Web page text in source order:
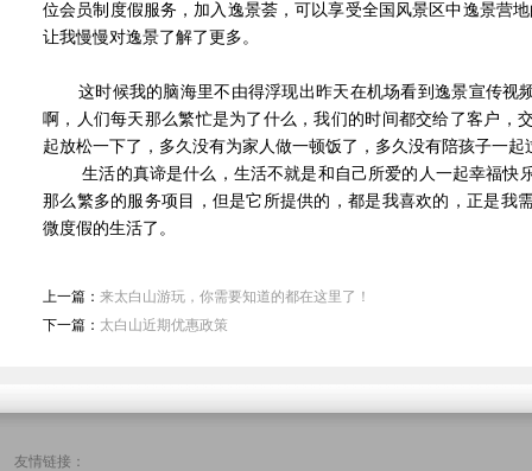
位会员制度假服务，加入逸景荟，可以享受全国风景区中逸景营
让我慢慢对逸景了解了更多。
这时候我的脑海里不由得浮现出昨天在机场看到逸景宣传视
啊，人们每天那么繁忙是为了什么，我们的时间都交给了客户，
起放松一下了，多久没有为家人做一顿饭了，多久没有陪孩子一起
生活的真谛是什么，生活不就是和自己所爱的人一起幸福快
那么繁多的服务项目，但是它所提供的，都是我喜欢的，正是我
微度假的生活了。
上一篇： 来太白山游玩，你需要知道的都在这里了！
下一篇： 太白山近期优惠政策
友情链接：